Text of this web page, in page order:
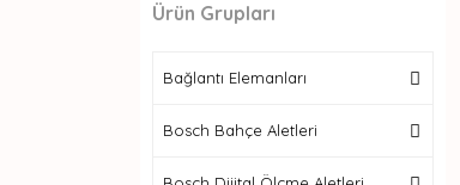
Ürün Grupları
Bağlantı Elemanları
Bosch Bahçe Aletleri